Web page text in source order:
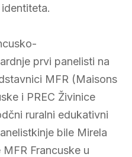
prvi panelisti na
MFR (Maisons
i PREC Živinice
ruralni edukativni
bile Mirela
Francuske u